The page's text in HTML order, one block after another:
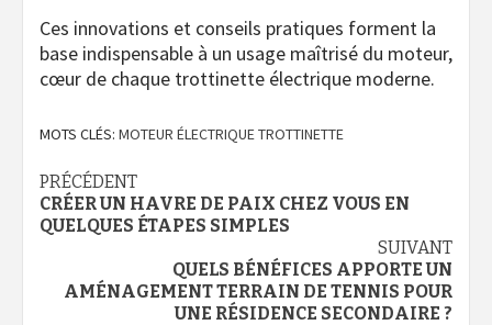
Ces innovations et conseils pratiques forment la
base indispensable à un usage maîtrisé du moteur,
cœur de chaque trottinette électrique moderne.
MOTS CLÉS: MOTEUR ÉLECTRIQUE TROTTINETTE
Navigation
d’article
PRÉCÉDENT
CRÉER UN HAVRE DE PAIX CHEZ VOUS EN
QUELQUES ÉTAPES SIMPLES
SUIVANT
QUELS BÉNÉFICES APPORTE UN
AMÉNAGEMENT TERRAIN DE TENNIS POUR
UNE RÉSIDENCE SECONDAIRE ?